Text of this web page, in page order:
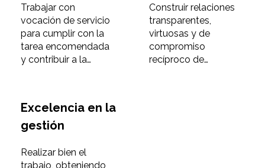
Trabajar con
vocación de servicio
para cumplir con la
tarea encomendada
y contribuir a la
Construir relaciones
transparentes,
virtuosas y de
compromiso
recíproco de
Excelencia en la
gestión
Realizar bien el
trabajo, obteniendo